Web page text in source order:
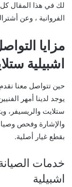
لك في هذا المقال
الفروانية ، وعن
مزايا
اشبيلية
حين تتواصل معنا
يوجد لدينا أمهر
ستلايت والريسيفر،
والإشارة وفحص
بقطع غيار أصلية.
خدمات
اشبيلية